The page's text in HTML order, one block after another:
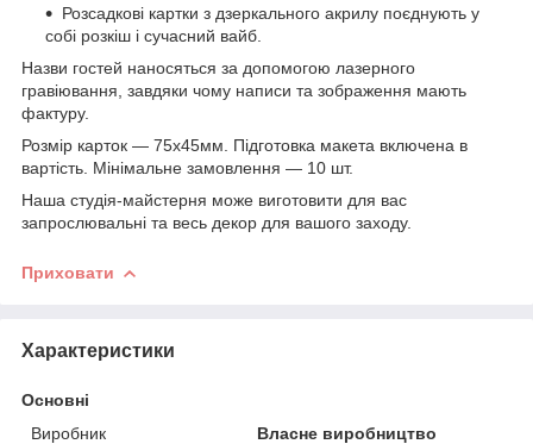
Розсадкові картки з дзеркального акрилу поєднують у
собі розкіш і сучасний вайб.
Назви гостей наносяться за допомогою лазерного
гравіювання, завдяки чому написи та зображення мають
фактуру.
Розмір карток — 75х45мм. Підготовка макета включена в
вартість. Мінімальне замовлення — 10 шт.
Наша студія-майстерня може виготовити для вас
запрослювальні та весь декор для вашого заходу.
Приховати
Характеристики
Основні
Виробник
Власне виробництво